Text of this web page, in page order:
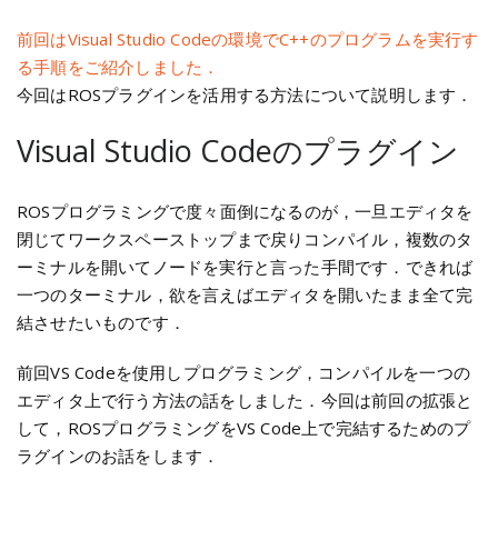
前回はVisual Studio Codeの環境でC++のプログラムを実行す
る手順をご紹介しました．
今回はROSプラグインを活用する方法について説明します．
Visual Studio Codeのプラグイン
ROSプログラミングで度々面倒になるのが，一旦エディタを
閉じてワークスペーストップまで戻りコンパイル，複数のタ
ーミナルを開いてノードを実行と言った手間です．できれば
一つのターミナル，欲を言えばエディタを開いたまま全て完
結させたいものです．
前回VS Codeを使用しプログラミング，コンパイルを一つの
エディタ上で行う方法の話をしました．今回は前回の拡張と
して，ROSプログラミングをVS Code上で完結するためのプ
ラグインのお話をします．